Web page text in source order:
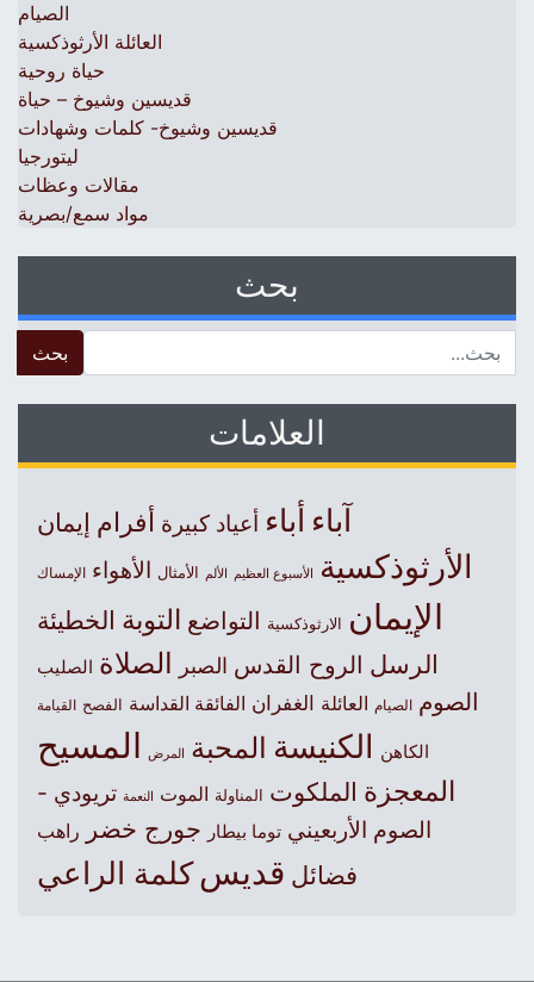
الصيام
العائلة الأرثوذكسية
حياة روحية
قديسين وشيوخ – حياة
قديسين وشيوخ- كلمات وشهادات
ليتورجيا
مقالات وعظات
مواد سمع/بصرية
بحث
العلامات
آباءأباء أعياد كبيرة أفرام إيمان
الأرثوذكسية الأسبوع العظيم الألم الأمثال الأهواء الإمساك
الإيمان الارثوذكسية التواضع التوبة الخطيئة
الرسل الروح القدس الصبر الصلاة الصليب
الصوم الصيام العائلة الغفران الفائقة القداسة الفصح القيامة
الكاهن الكنيسةالمحبة المرض المسيح
المعجزة الملكوت المناولة الموت النعمة تريودي -
الصوم الأربعيني توما بيطار جورج خضر راهب
فضائل قديس كلمة الراعي